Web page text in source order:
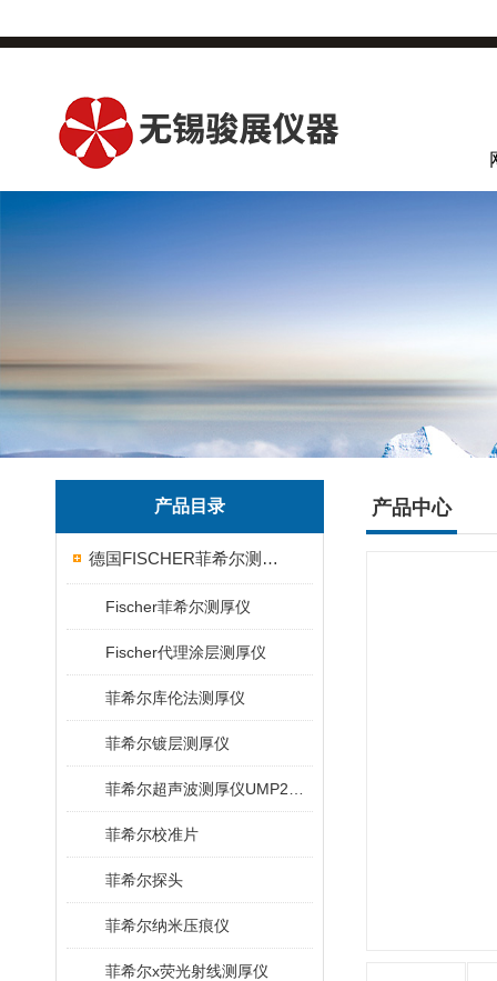
产品目录
德国FISCHER菲希尔测厚仪
Fischer菲希尔测厚仪
Fischer代理涂层测厚仪
菲希尔库伦法测厚仪
菲希尔镀层测厚仪
菲希尔校准片
菲希尔探头
菲希尔纳米压痕仪
菲希尔x荧光射线测厚仪
产品中心